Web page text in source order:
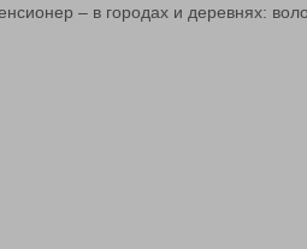
– в городах и деревнях: